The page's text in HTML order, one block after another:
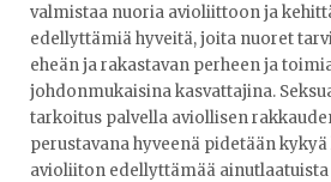
valmistaa nuoria avioliittoon ja
edellyttämiä hyveitä, joita nuoret
eheän ja rakastavan perheen ja
johdonmukaisina kasvattajina.
tarkoitus palvella aviollisen
perustavana hyveenä pidetään
avioliiton edellyttämää ainutlaatuista